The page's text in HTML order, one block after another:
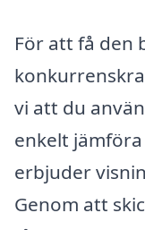
För att få den
vi att du
enkelt
erbjuder
Genom att